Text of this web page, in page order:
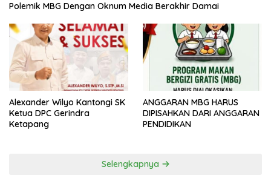
Polemik MBG Dengan Oknum Media Berakhir Damai
Alexander Wilyo Kantongi SK
Ketua DPC Gerindra
Ketapang
ANGGARAN MBG HARUS
DIPISAHKAN DARI ANGGARAN
PENDIDIKAN
Selengkapnya